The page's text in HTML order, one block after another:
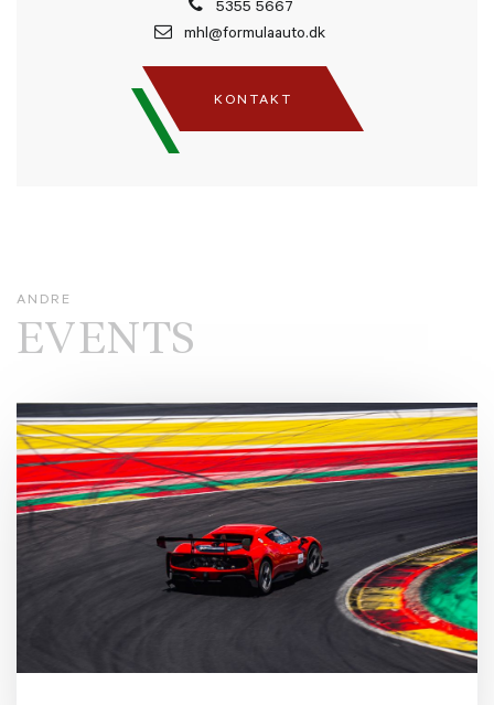
5355 5667
mhl@formulaauto.dk
KONTAKT
ANDRE
EVENTS